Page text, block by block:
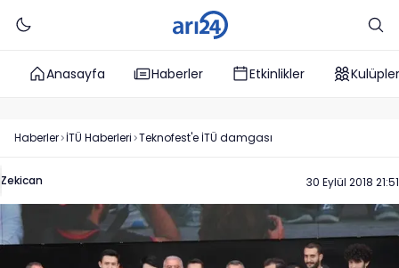
Anasayfa Haberler Etkinlikler Kulüpler
Haberler İTÜ Haberleri Teknofest'e İTÜ damgası
Zekican 30 Eylül 2018 21:51